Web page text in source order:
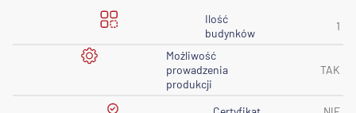
Ilość
budynków
1
Możliwość
prowadzenia
produkcji
TAK